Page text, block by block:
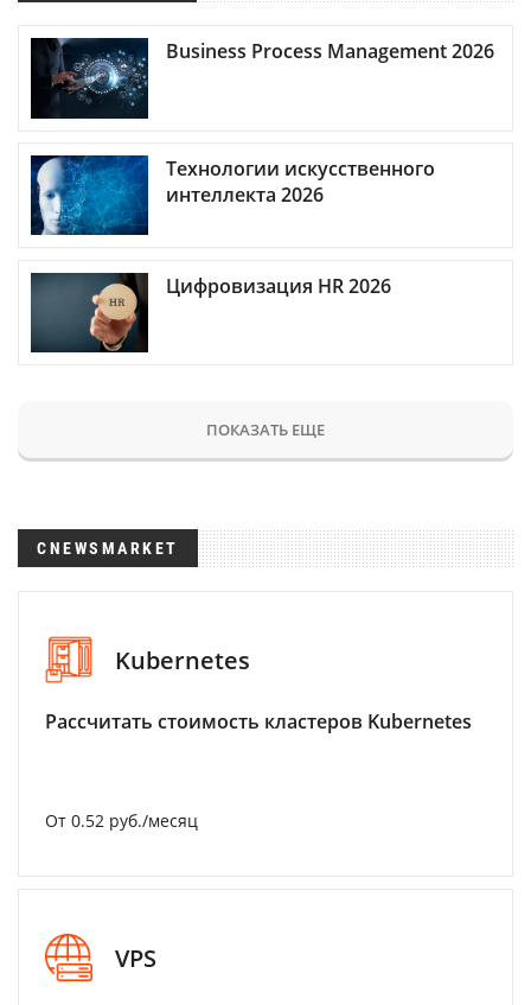
Business Process Management 2026
Технологии искусственного
интеллекта 2026
Цифровизация HR 2026
ПОКАЗАТЬ ЕЩЕ
CNEWSMARKET
Kubernetes
Рассчитать стоимость кластеров Kubernetes
От 0.52 руб./месяц
VPS